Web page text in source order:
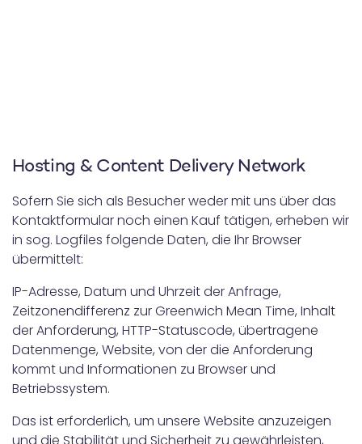
Hosting & Content Delivery Network
Sofern Sie sich als Besucher weder mit uns über das
Kontaktformular noch einen Kauf tätigen, erheben wir
in sog. Logfiles folgende Daten, die Ihr Browser
übermittelt:
IP-Adresse, Datum und Uhrzeit der Anfrage,
Zeitzonendifferenz zur Greenwich Mean Time, Inhalt
der Anforderung, HTTP-Statuscode, übertragene
Datenmenge, Website, von der die Anforderung
kommt und Informationen zu Browser und
Betriebssystem.
Das ist erforderlich, um unsere Website anzuzeigen